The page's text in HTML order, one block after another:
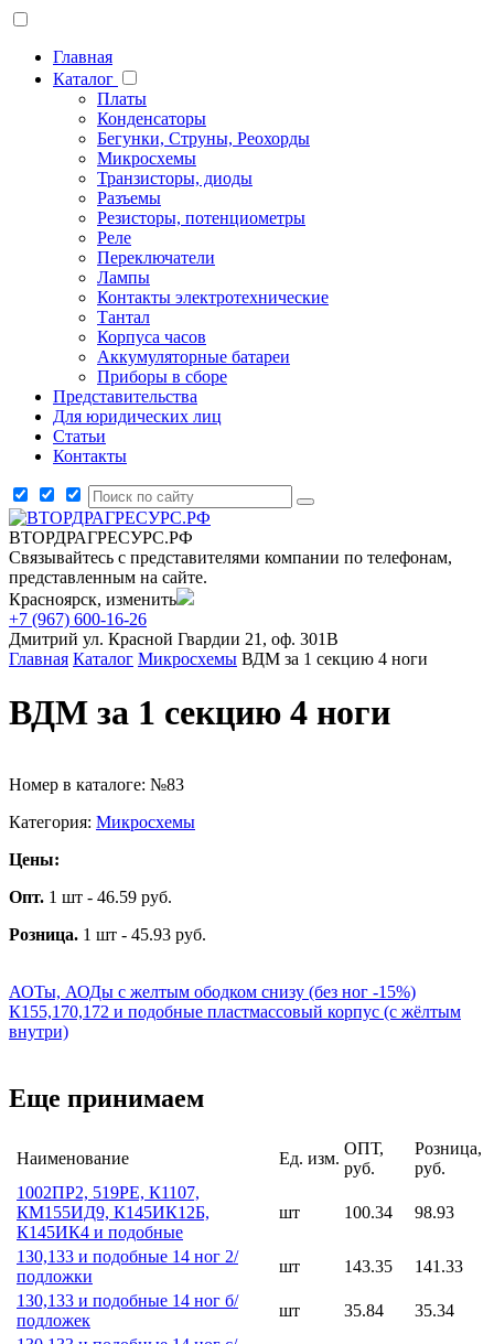
Главная
Каталог
Платы
Конденсаторы
Бегунки, Струны, Реохорды
Микросхемы
Транзисторы, диоды
Разъемы
Резисторы, потенциометры
Реле
Переключатели
Лампы
Контакты электротехнические
Тантал
Корпуса часов
Аккумуляторные батареи
Приборы в сборе
Представительства
Для юридических лиц
Статьи
Контакты
ВТОРДРАГРЕСУРС.РФ
Связывайтесь с представителями компании по телефонам,
представленным на сайте.
Красноярск, изменить
+7 (967) 600-16-26
Дмитрий ул. Красной Гвардии 21, оф. 301В
Главная Каталог Микросхемы ВДМ за 1 секцию 4 ноги
ВДМ за 1 секцию 4 ноги
Номер в каталоге: №83
Категория: Микросхемы
Цены:
Опт. 1 шт - 46.59 руб.
Розница. 1 шт - 45.93 руб.
АОТы, АОДы с желтым ободком снизу (без ног -15%)
К155,170,172 и подобные пластмассовый корпус (с жёлтым
внутри)
Еще принимаем
Наименование Ед. изм.
ОПТ,
руб.
Розница,
руб.
1002ПР2, 519РЕ, К1107,
КМ155ИД9, К145ИК12Б,
К145ИК4 и подобные
шт 100.34 98.93
130,133 и подобные 14 ног 2/
подложки
шт 143.35
141.33
130,133 и подобные 14 ног б/
подложек
шт 35.84
35.34